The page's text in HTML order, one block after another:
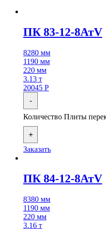
ПК 83-12-8АтV
8280 мм
1190 мм
220 мм
3.13 т
20045 Р
-
Количество Плиты
+
Заказать
ПК 84-12-8АтV
8380 мм
1190 мм
220 мм
3.16 т